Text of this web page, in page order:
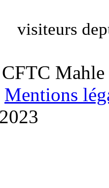
visiteurs
Mahle
Mentions